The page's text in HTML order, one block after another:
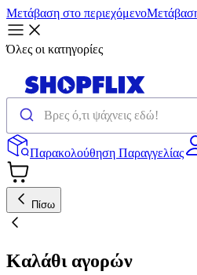
Μετάβαση στο περιεχόμενο
Όλες οι κατηγορίες
Παρακολούθηση Παραγγελίας
Πίσω
Καλάθι αγορών